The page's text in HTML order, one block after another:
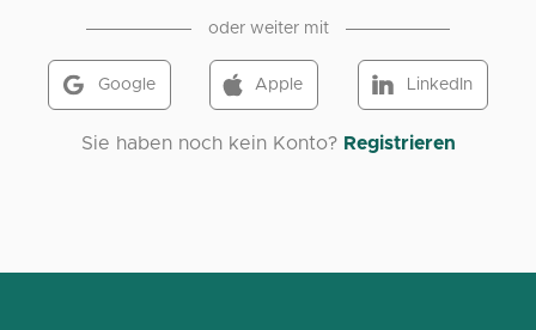
oder weiter mit
Google Apple LinkedIn
Sie haben noch kein Konto? Registrieren